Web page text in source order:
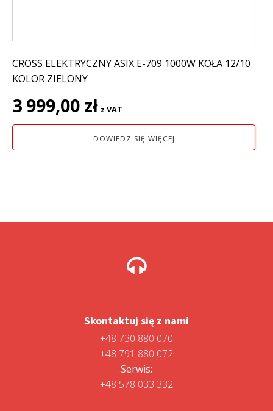
CROSS ELEKTRYCZNY ASIX E-709 1000W KOŁA 12/10
KOLOR ZIELONY
3 999,00 zł z VAT
DOWIEDZ SIĘ WIĘCEJ
Skontaktuj się z nami
+48 730 880 070
+48 791 880 072
Serwis:
+48 578 033 332